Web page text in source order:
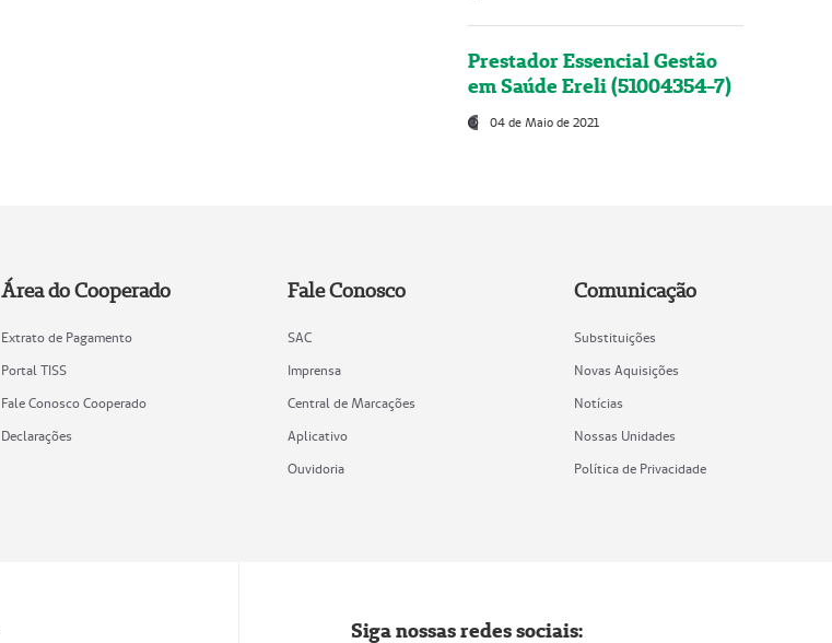
Prestador Essencial Gestão
em Saúde Ereli (51004354-7)
04 de Maio de 2021
Área do Cooperado
Extrato de Pagamento
Portal TISS
Fale Conosco Cooperado
Declarações
Fale Conosco
SAC
Imprensa
Central de Marcações
Aplicativo
Ouvidoria
Comunicação
Substituições
Novas Aquisições
Notícias
Nossas Unidades
Política de Privacidade
Siga nossas redes sociais: